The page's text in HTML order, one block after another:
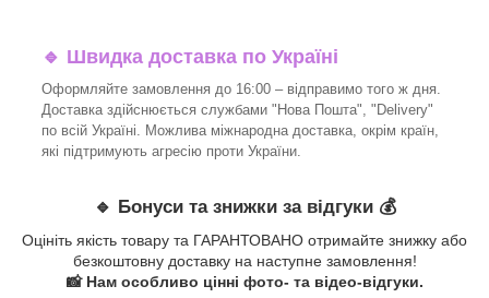
🔹 Швидка доставка по Україні
Оформляйте замовлення до 16:00 – відправимо того ж дня.
Доставка здійснюється службами "Нова Пошта", "Delivery"
по всій Україні. Можлива міжнародна доставка, окрім країн,
які підтримують агресію проти України.
🔹 Бонуси та знижки за відгуки 💰
Оцініть якість товару та ГАРАНТОВАНО отримайте знижку або
безкоштовну доставку на наступне замовлення!
📸 Нам особливо цінні фото- та відео-відгуки.